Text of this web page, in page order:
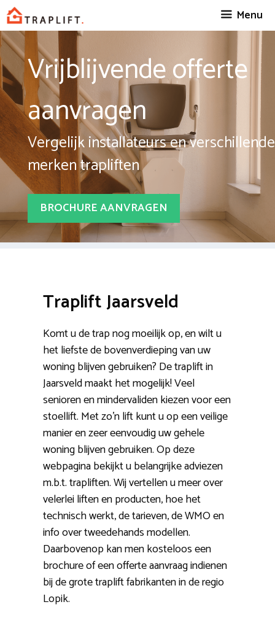
Spring
naar
inhoud
Menu
Vrijblijvende offerte
aanvragen
Vergelijk installateurs en verschillende
merken trapliften
BROCHURE AANVRAGEN
Traplift Jaarsveld
Komt u de trap nog moeilijk op, en wilt u
het liefste de bovenverdieping van uw
woning blijven gebruiken? De traplift in
Jaarsveld maakt het mogelijk! Veel
senioren en mindervaliden kiezen voor een
stoellift. Met zo’n lift kunt u op een veilige
manier en zeer eenvoudig uw gehele
woning blijven gebruiken. Op deze
webpagina bekijkt u belangrijke adviezen
m.b.t. trapliften. Wij vertellen u meer over
velerlei liften en producten, hoe het
technisch werkt, de tarieven, de WMO en
info over tweedehands modellen.
Daarbovenop kan men kosteloos een
brochure of een offerte aanvraag indienen
bij de grote traplift fabrikanten in de regio
Lopik.